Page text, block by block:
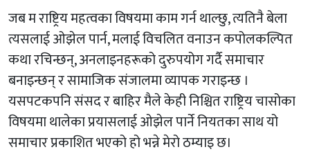
जब म राष्ट्रिय महत्वका विषयमा काम गर्न थाल्छु, त्यतिनै बेला
त्यसलाई ओझेल पार्न, मलाई विचलित वनाउन कपोलकल्पित
कथा रचिन्छन्, अनलाइनहरूको दुरुपयोग गर्दै समाचार
बनाइन्छन् र सामाजिक संजालमा व्यापक गराइन्छ ।
यसपटकपनि संसद र बाहिर मैले केही निश्चित राष्ट्रिय चासोका
विषयमा थालेका प्रयासलाई ओझेल पार्ने नियतका साथ यो
समाचार प्रकाशित भएको हो भन्ने मेरो ठम्याइ छ।